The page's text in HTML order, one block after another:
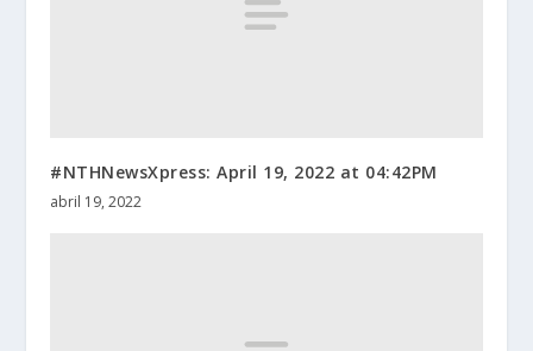
#NTHNewsXpress: April 19, 2022 at 04:42PM
abril 19, 2022